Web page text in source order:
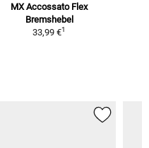
MX Accossato Flex
Bremshebel
33,99 €1